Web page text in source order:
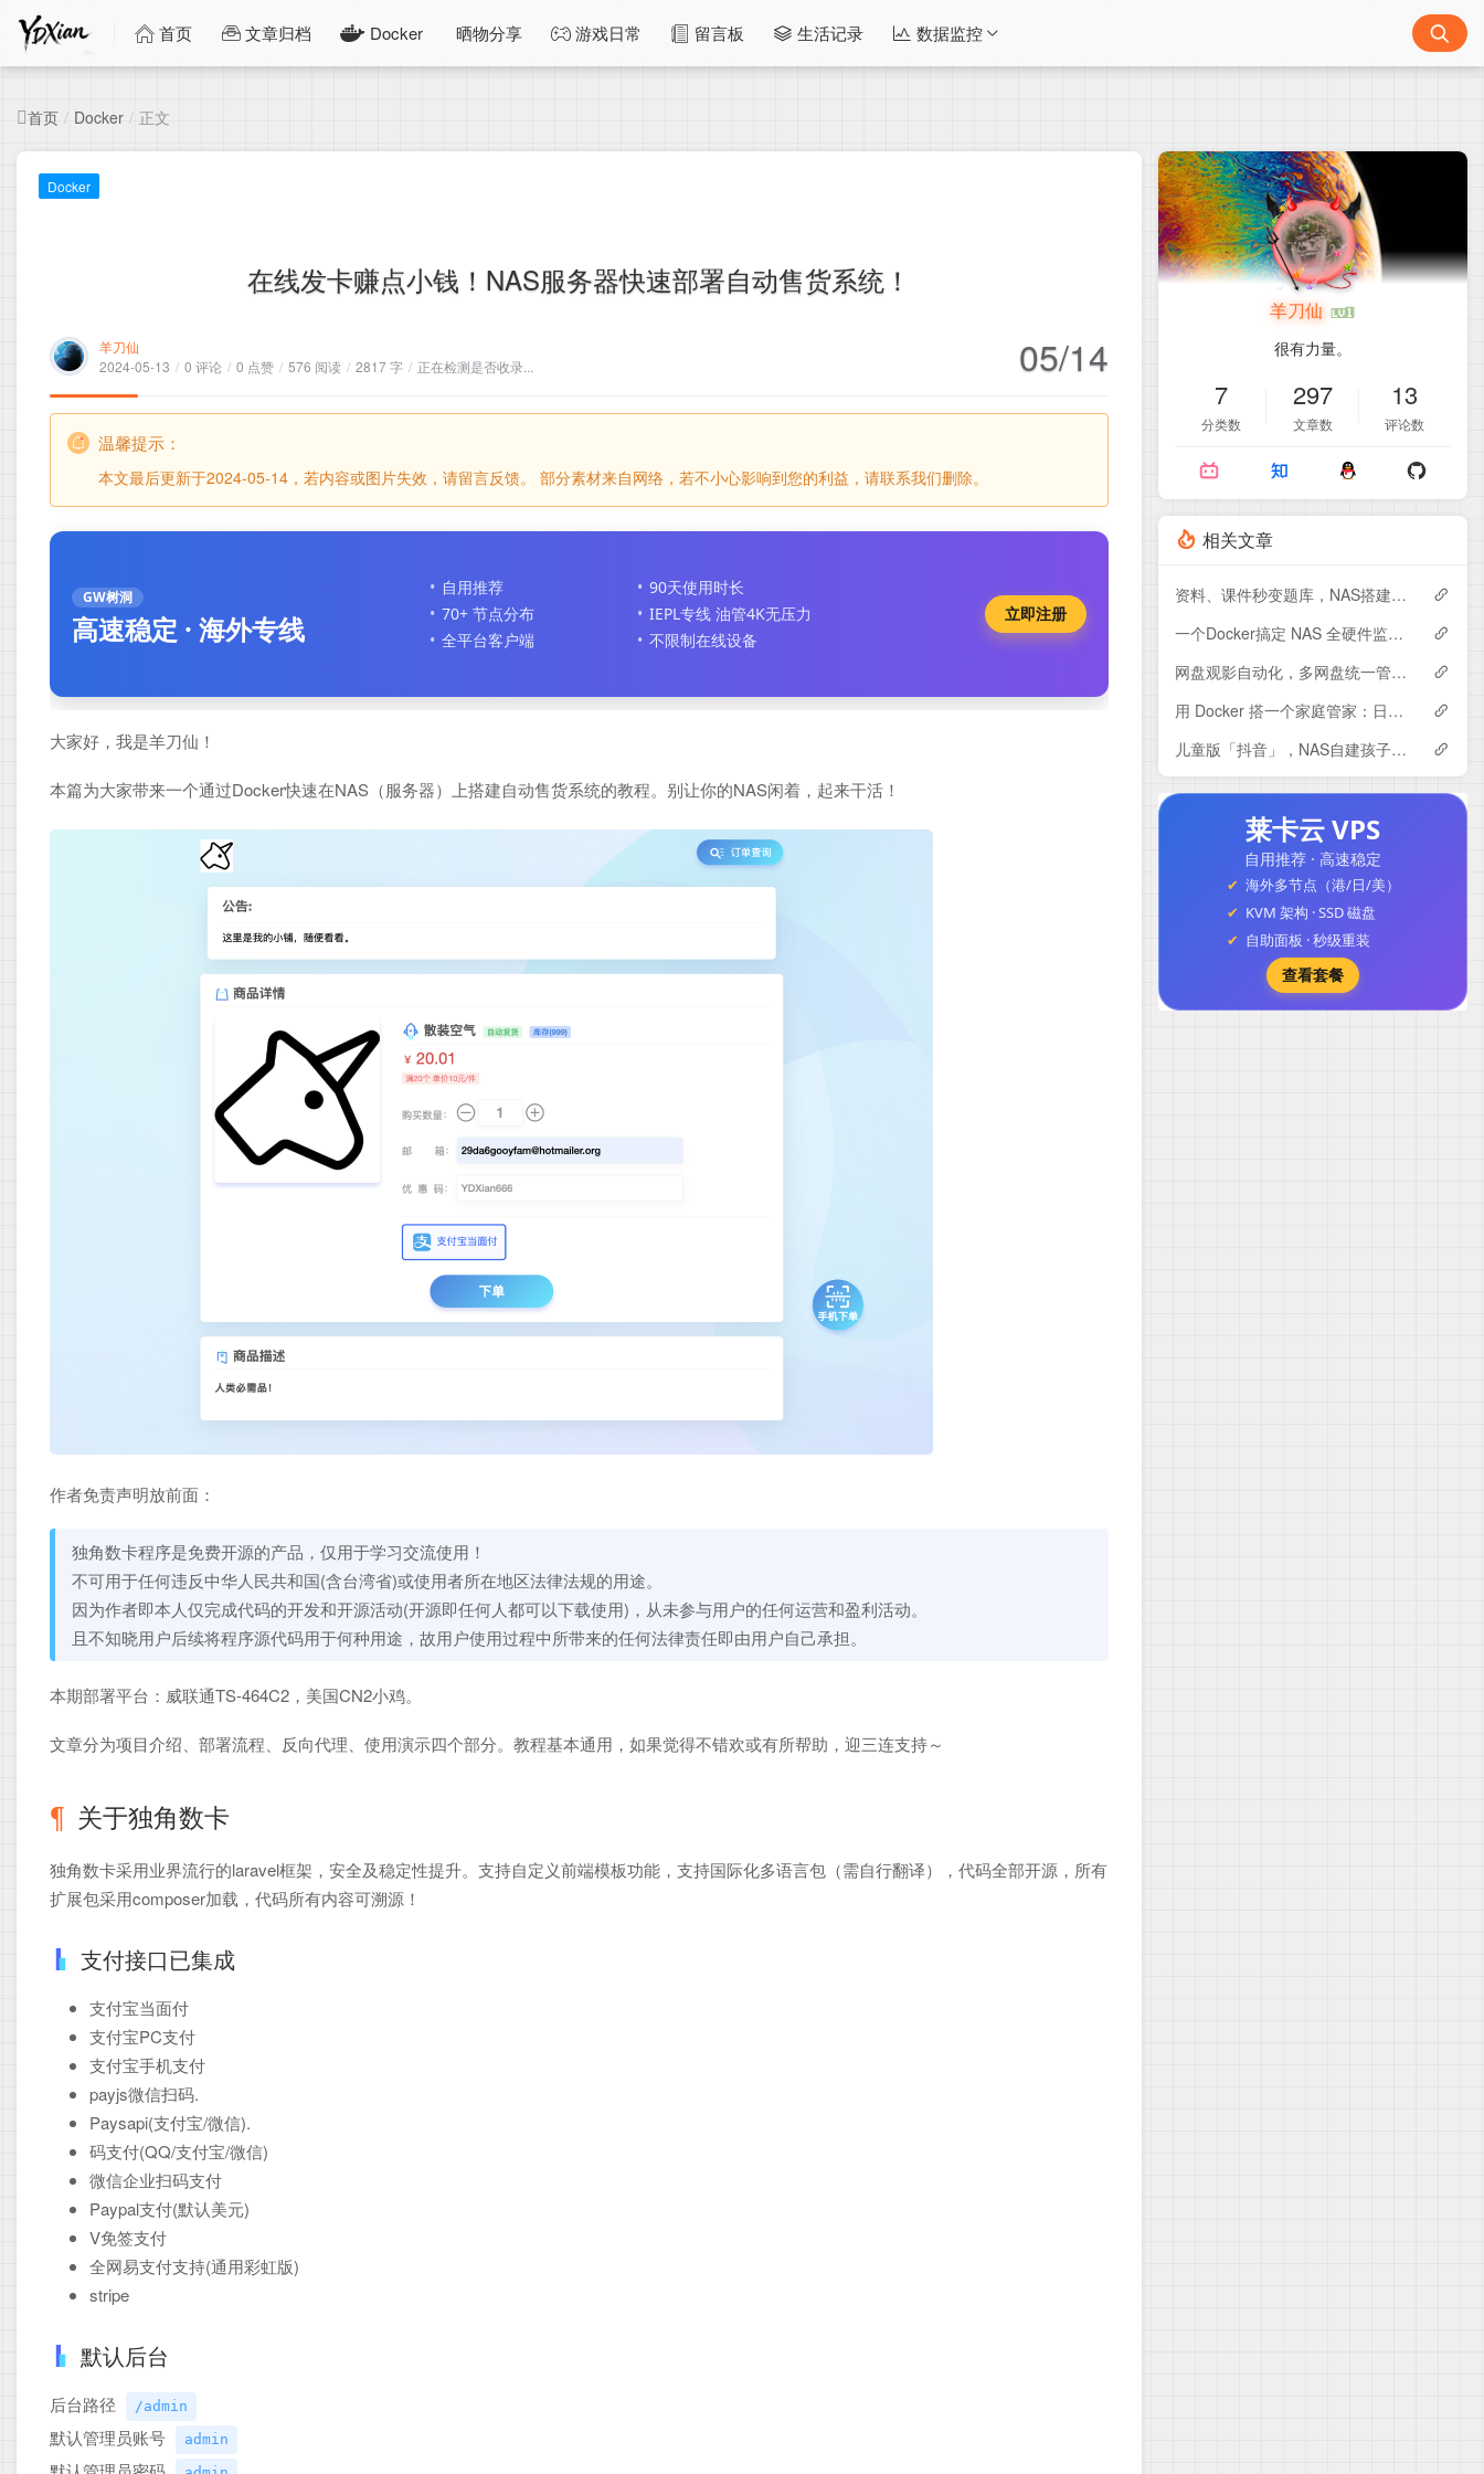
首页 文章归档 Docker 晒物分享 游戏日常 留言板 生活记录 数据监控
首页 / Docker / 正文
Docker
在线发卡赚点小钱！NAS服务器快速部署自动售货系统！
羊刀仙
2024-05-13 / 0 评论 / 0 点赞 / 576 阅读 / 2817 字 / 正在检测是否收录... 05/14
温馨提示：
本文最后更新于2024-05-14，若内容或图片失效，请留言反馈。 部分素材来自网络，若不小心影响到您的利益，请联系我们删除。
GW树洞
高速稳定 · 海外专线
自用推荐
90天使用时长
70+ 节点分布
IEPL专线 油管4K无压力
全平台客户端
不限制在线设备
立即注册
大家好，我是羊刀仙！
本篇为大家带来一个通过Docker快速在NAS（服务器）上搭建自动售货系统的教程。别让你的NAS闲着，起来干活！
作者免责声明放前面：
独角数卡程序是免费开源的产品，仅用于学习交流使用！
不可用于任何违反中华人民共和国(含台湾省)或使用者所在地区法律法规的用途。
因为作者即本人仅完成代码的开发和开源活动(开源即任何人都可以下载使用)，从未参与用户的任何运营和盈利活动。
且不知晓用户后续将程序源代码用于何种用途，故用户使用过程中所带来的任何法律责任即由用户自己承担。
本期部署平台：威联通TS-464C2，美国CN2小鸡。
文章分为项目介绍、部署流程、反向代理、使用演示四个部分。教程基本通用，如果觉得不错欢或有所帮助，迎三连支持～
关于独角数卡
独角数卡采用业界流行的laravel框架，安全及稳定性提升。支持自定义前端模板功能，支持国际化多语言包（需自行翻译），代码全部开源，所有
扩展包采用composer加载，代码所有内容可溯源！
支付接口已集成
支付宝当面付
支付宝PC支付
支付宝手机支付
payjs微信扫码.
Paysapi(支付宝/微信).
码支付(QQ/支付宝/微信)
微信企业扫码支付
Paypal支付(默认美元)
V免签支付
全网易支付支持(通用彩虹版)
stripe
默认后台
后台路径 /admin
默认管理员账号 admin
羊刀仙
很有力量。
7
分类数
297
文章数
13
评论数
相关文章
资料、课件秒变题库，NAS搭建专属AI刷题系统Exameow
一个Docker搞定 NAS 全硬件监控：CPU、硬盘、显卡专业监控大屏～
网盘观影自动化，多网盘统一管理！NAS部署LitePan，联动Emby打造私人影音库
用 Docker 搭一个家庭管家：日程、账单、任务全都能管，Yuvomi使用与搭建
儿童版「抖音」，NAS自建孩子专属的短视频平台，保驾护航。
莱卡云 VPS
自用推荐 · 高速稳定
海外多节点（港/日/美）
KVM 架构 · SSD 磁盘
自助面板 · 秒级重装
查看套餐